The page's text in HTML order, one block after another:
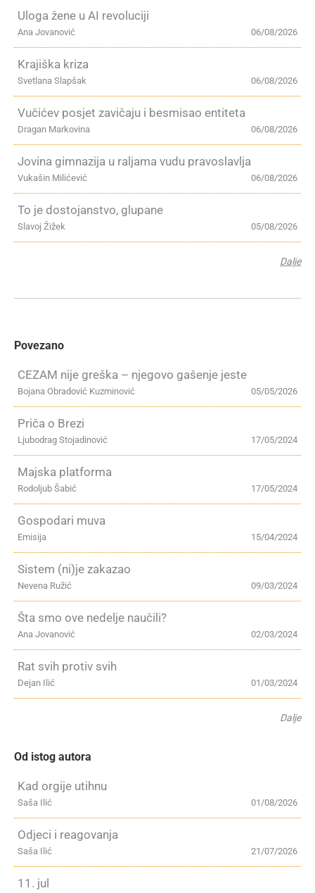
Uloga žene u AI revoluciji
06/08/2026
Ana Jovanović
Krajiška kriza
06/08/2026
Svetlana Slapšak
Vučićev posjet zavičaju i besmisao entiteta
06/08/2026
Dragan Markovina
Jovina gimnazija u raljama vudu pravoslavlja
06/08/2026
Vukašin Milićević
To je dostojanstvo, glupane
05/08/2026
Slavoj Žižek
Dalje
Povezano
CEZAM nije greška – njegovo gašenje jeste
05/05/2026
Bojana Obradović Kuzminović
Priča o Brezi
17/05/2024
Ljubodrag Stojadinović
Majska platforma
17/05/2024
Rodoljub Šabić
Gospodari muva
15/04/2024
Emisija
Sistem (ni)je zakazao
09/03/2024
Nevena Ružić
Šta smo ove nedelje naučili?
02/03/2024
Ana Jovanović
Rat svih protiv svih
01/03/2024
Dejan Ilić
Dalje
Od istog autora
Kad orgije utihnu
01/08/2026
Saša Ilić
Odjeci i reagovanja
21/07/2026
Saša Ilić
11. jul